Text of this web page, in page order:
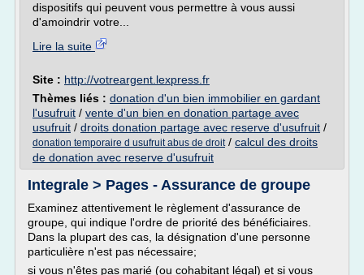
dispositifs qui peuvent vous permettre à vous aussi
d'amoindrir votre...
Lire la suite
Site : http://votreargent.lexpress.fr
Thèmes liés : donation d'un bien immobilier en gardant
l'usufruit / vente d'un bien en donation partage avec
usufruit / droits donation partage avec reserve d'usufruit /
donation temporaire d usufruit abus de droit/ calcul des droits
de donation avec reserve d'usufruit
Integrale > Pages - Assurance de groupe
Examinez attentivement le règlement d'assurance de
groupe, qui indique l'ordre de priorité des bénéficiaires.
Dans la plupart des cas, la désignation d'une personne
particulière n'est pas nécessaire;
si vous n'êtes pas marié (ou cohabitant légal) et si vous